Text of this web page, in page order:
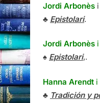
Jordi Arbonès i
♣ Epistolari.
Jordi Arbonès i
♠ Epistolari,.
Hanna Arendt i
♣ Tradición y